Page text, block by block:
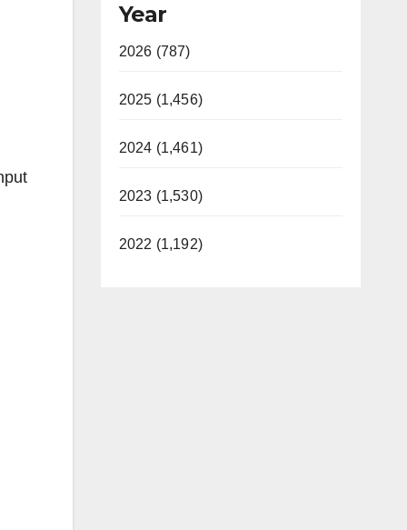
Year
2026 (787)
2025 (1,456)
2024 (1,461)
2023 (1,530)
2022 (1,192)